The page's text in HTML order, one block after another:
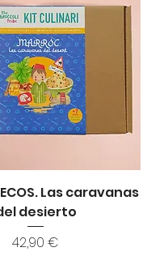
Las caravanas
desierto
Precio
42,90 €